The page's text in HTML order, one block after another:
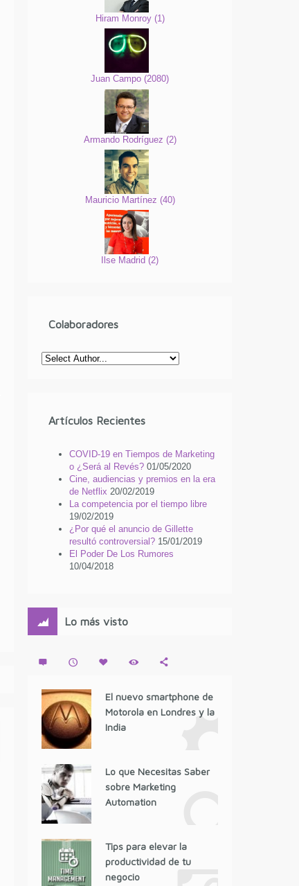
Hiram Monroy (1)
Juan Campo(2080)
Armando Rodríguez (2)
Mauricio Martínez (40)
Ilse Madrid(2)
Colaboradores
Artículos Recientes
COVID-19 en Tiempos de Marketing
o ¿Será al Revés? 01/05/2020
Cine, audiencias y premios en la era
de Netflix 20/02/2019
La competencia por el tiempo libre
19/02/2019
¿Por qué el anuncio de Gillette
resultó controversial? 15/01/2019
El Poder De Los Rumores
10/04/2018
Lo más visto
El nuevo smartphone de
Motorola en Londres y la
India
Lo que Necesitas Saber
sobre Marketing
Automation
Tips para elevar la
productividad de tu
negocio